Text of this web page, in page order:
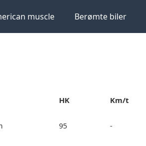
muscle Berømte biler
HK Km/t
95 -